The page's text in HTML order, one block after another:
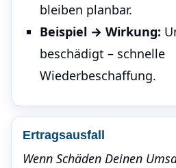
bleiben planbar.
Beispiel → Wirkung:
beschädigt – schnelle
Wiederbeschaffung.
Ertragsausfall
Wenn Schäden Deinen